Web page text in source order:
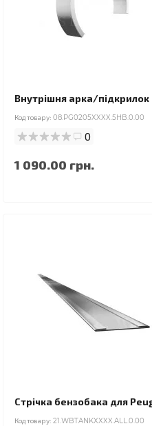
Внутрішня арка/
Код товару: 08.PG0205XXXX.5HB.0.00
0
1 090.00 грн.
Стрічка бензобака для
Код товару: 21.WBTANKXXXX.ALL.0.00